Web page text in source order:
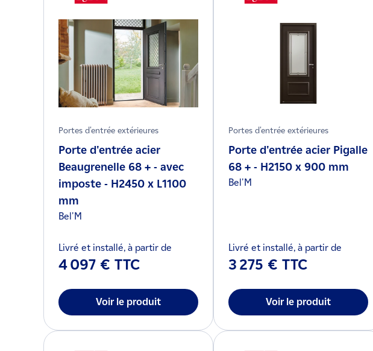
Portes d'entrée extérieures
Porte d'entrée acier
Beaugrenelle 68 + - avec
imposte - H2450 x L1100
mm
Bel'M
Livré et installé, à partir de
4 097 € TTC
Voir le produit
Portes d'entrée extérieures
Porte d'entrée acier Pigalle
68 + - H2150 x 900 mm
Bel'M
Livré et installé, à partir de
3 275 € TTC
Voir le produit